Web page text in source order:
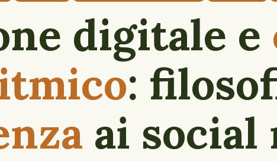
digitale e
:
ai